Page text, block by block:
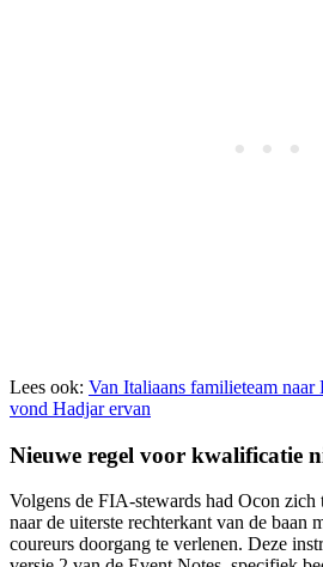
Lees ook: Van Italiaans familieteam
vond Hadjar ervan
Nieuwe regel voor kwalificatie
Volgens de FIA-stewards had Ocon zich
naar de uiterste rechterkant van de baan
coureurs doorgang te verlenen. Deze